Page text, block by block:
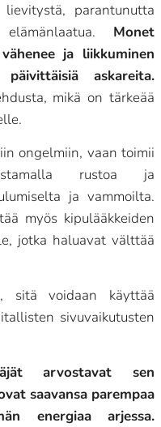
parantunutta
Monet
ja liikkuminen
askareita.
mikä on tärkeää
ongelmiin, vaan toimii
rustoa ja
ja vammoilta.
myös kipulääkkeiden
jotka haluavat välttää
sitä voidaan käyttää
sivuvaikutusten
arvostavat sen
saavansa parempaa
energiaa arjessa.